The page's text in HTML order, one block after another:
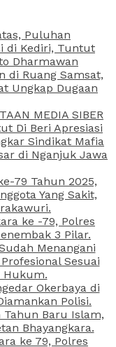
Puluhan
di Kediri, Tuntut
Dharmawan
di Ruang Samsat,
Ungkap Dugaan
MEDIA SIBER
Di Beri Apresiasi
Sindikat Mafia
di Nganjuk Jawa
79 Tahun 2025,
Yang Sakit,
ke -79, Polres
3 Pilar.
Menangani
Sesuai
Hukum.
Okerbaya di
Polisi.
Baru Islam,
Bhayangkara.
ke 79, Polres